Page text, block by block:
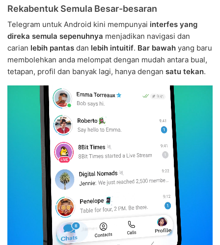
Rekabentuk Semula Besar-besaran
Telegram untuk Android kini mempunyai interfes yang
direka semula sepenuhnya menjadikan navigasi dan
carian lebih pantas dan lebih intuitif. Bar bawah yang baru
membolehkan anda melompat dengan mudah antara bual,
tetapan, profil dan banyak lagi, hanya dengan satu tekan.